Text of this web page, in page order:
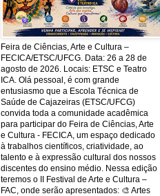
Feira de Ciências, Arte e Cultura –
FECICA/ETSC/UFCG. Data: 26 a 28 de
agosto de 2026. Locais: ETSC e Teatro
ICA. Olá pessoal, é com grande
entusiasmo que a Escola Técnica de
Saúde de Cajazeiras (ETSC/UFCG)
convida toda a comunidade acadêmica
para participar do Feira de Ciências, Arte
e Cultura - FECICA, um espaço dedicado
à trabalhos científicos, criatividade, ao
talento e à expressão cultural dos nossos
discentes do ensino médio. Nessa edição
teremos o II Festival de Arte e Cultura –
FAC, onde serão apresentados: 🎨 Artes